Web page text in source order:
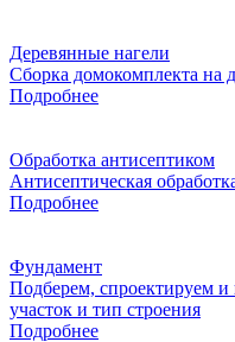
Деревянные нагели
Сборка домокомплекта на
Подробнее
Обработка антисептиком
Антисептическая
Подробнее
Фундамент
Подберем, спроектируем
участок и тип строения
Подробнее